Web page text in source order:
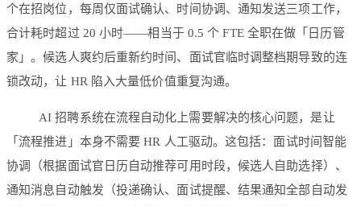
个在招岗位，每周仅面试确认、时间协调、通知发送三项工作，
合计耗时超过 20 小时——相当于 0.5 个 FTE 全职在做「日历管
家」。候选人爽约后重新约时间、面试官临时调整档期导致的连
锁改动，让 HR 陷入大量低价值重复沟通。
AI 招聘系统在流程自动化上需要解决的核心问题，是让
「流程推进」本身不需要 HR 人工驱动。这包括：面试时间智能
协调（根据面试官日历自动推荐可用时段，候选人自助选择）、
通知消息自动触发（投递确认、面试提醒、结果通知全部自动发